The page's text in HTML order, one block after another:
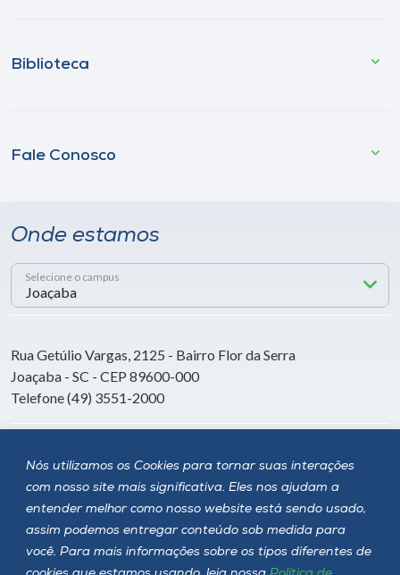
Nós utilizamos os Cookies para tornar suas interações
com nosso site mais significativa. Eles nos ajudam a
entender melhor como nosso website está sendo usado,
assim podemos entregar conteúdo sob medida para
você. Para mais informações sobre os tipos diferentes de
Biblioteca
Fale Conosco
Onde estamos
Selecione o campus
Rua Getúlio Vargas, 2125 - Bairro Flor da Serra
Joaçaba - SC - CEP 89600-000
Telefone (49) 3551-2000
Siga a Unoesc